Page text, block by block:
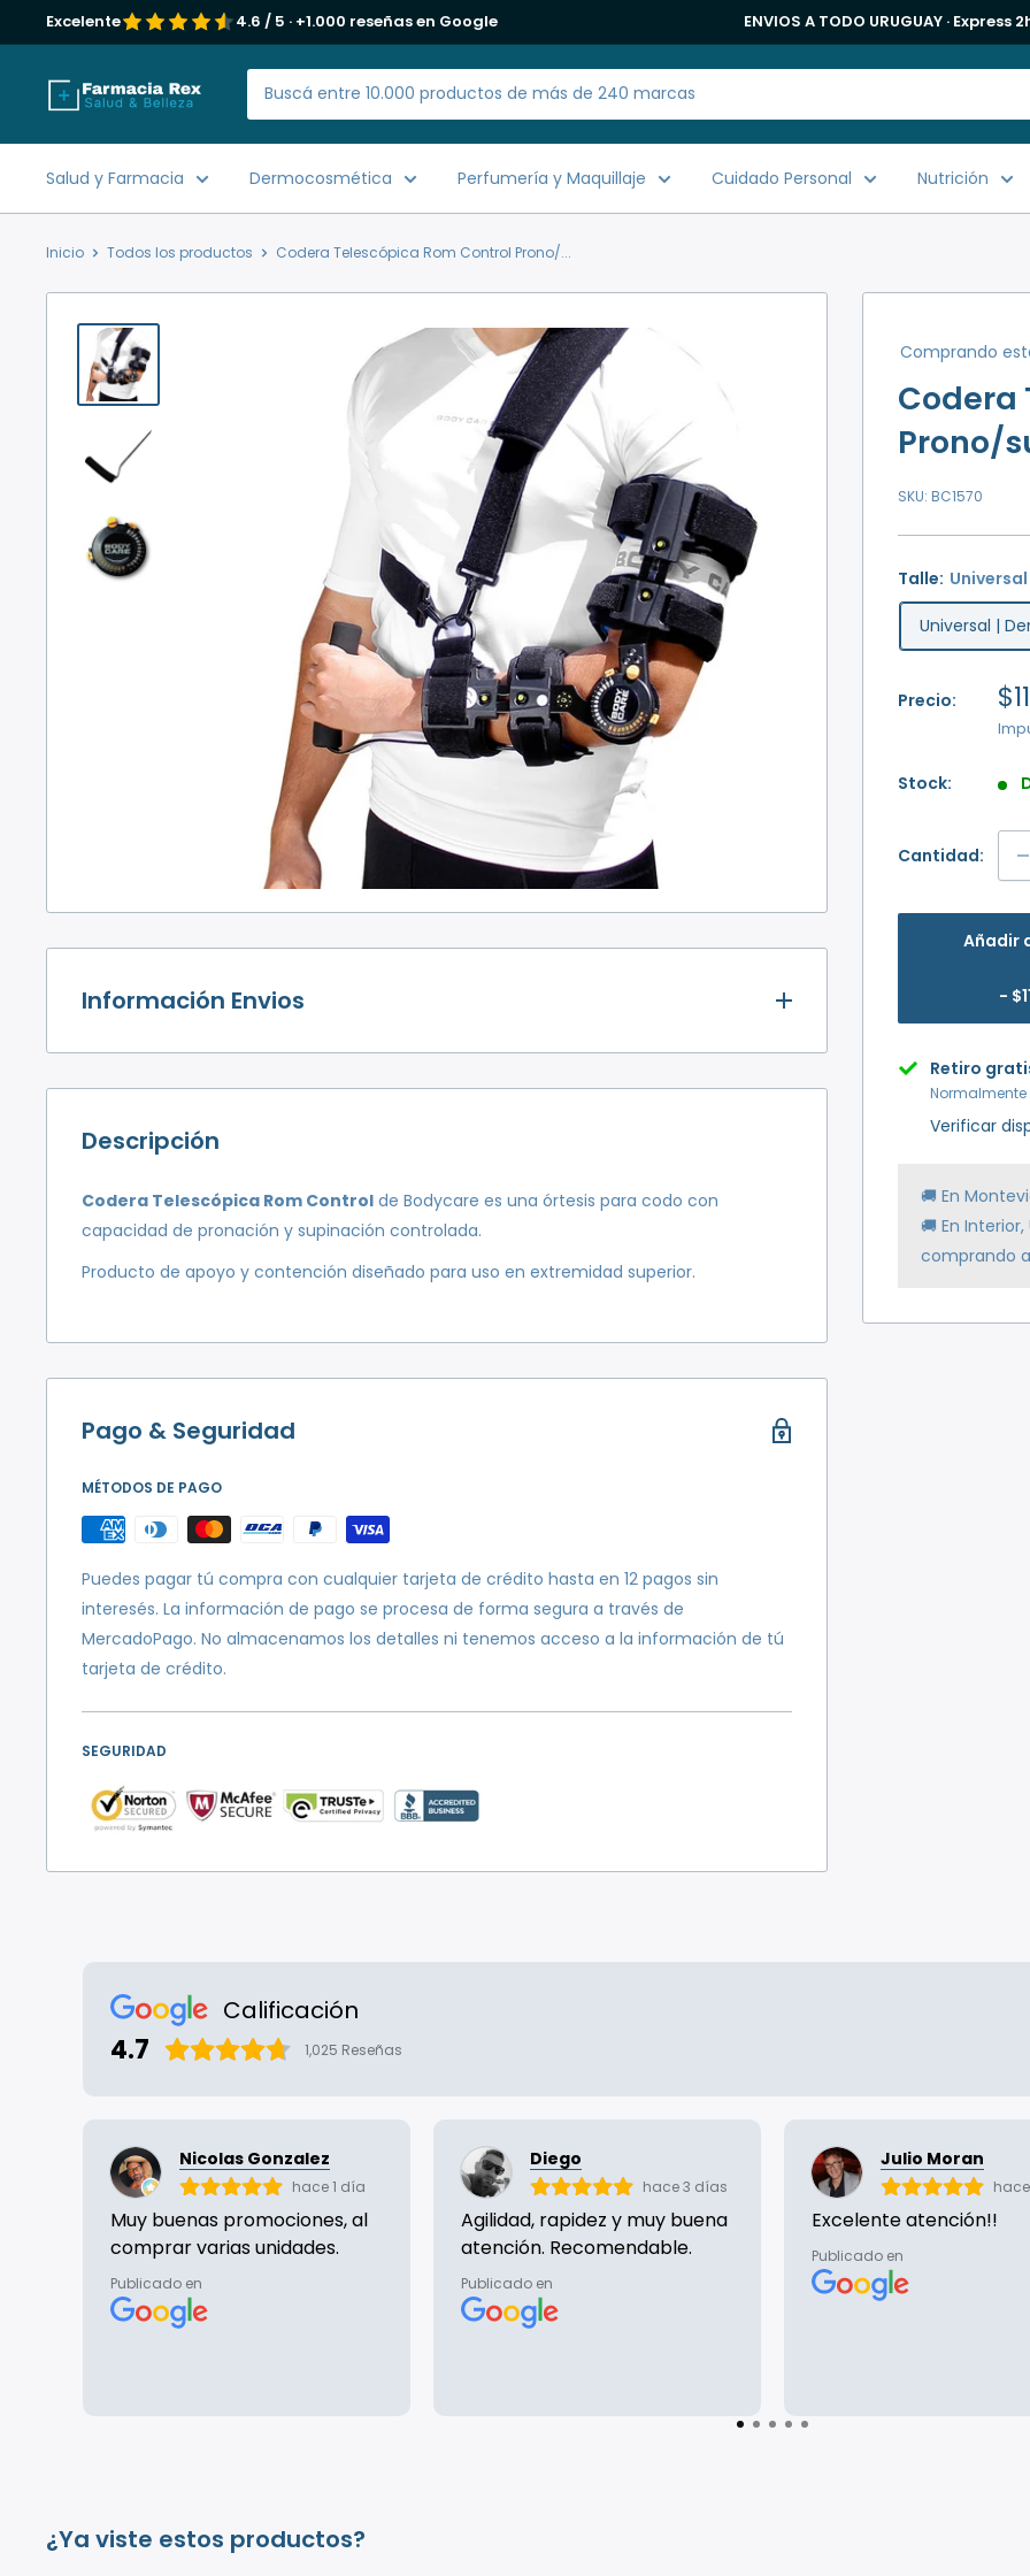
directamente
contenido
Excelente 4.6 / 5 · +1.000 reseñas en Google ENVIOS A TODO URUGUAY ·
Farmacia
Rex
Salud y Farmacia Dermocosmética Perfumería y Maquillaje Cuidado Personal Nutrición
Inicio Todos los productos Codera Telescópica Rom Control Prono/...
Comprando
Codera
Prono/
SKU:BC1570
Talle:
Universal |
Precio:
de
Stock:
Cantidad:
Añadir
Retiro
Normalmente
Verificar
🚚 En
🚚 En
comprando
Información Envios
¡Disfruta de envío gratuito!
En compras superiores a$2.000, el envío estotalmente gratis.
Opciones de entrega:
Envío Express:¡Recibe tu pedido en 2 horas
IMPORTANTE:
opciones de envío disponibles para tu ubicación y elegir la que más te convenga.
Descripción
Codera Telescópica Rom Control de Bodycare es una órtesis para codo con
capacidad de pronación y supinación controlada.
Producto de apoyo y contención diseñado para uso en extremidad superior.
Pago & Seguridad
MÉTODOS DE PAGO
Puedes pagar tú compra con cualquier tarjeta de crédito hasta en 12 pagos sin
interesés. La información de pago se procesa de forma segura a través de
MercadoPago. No almacenamos los detalles ni tenemos acceso a la información de tú
tarjeta de crédito.
SEGURIDAD
Calificación
4.7 1,025 Reseñas
Nicolas Gonzalez
hace 1 día
Muy buenas promociones, al
comprar varias unidades.
Publicado en
Diego
hace 3 días
Agilidad, rapidez y muy buena
atención. Recomendable.
Publicado en
Julio Moran
Excelente atención!!
Publicado en
¿Ya viste estos productos?